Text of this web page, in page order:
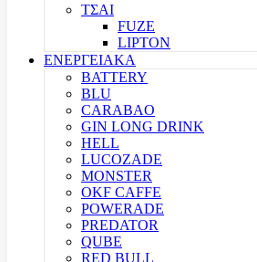
ΤΣΑΙ
FUZE
LIPTON
ΕΝΕΡΓΕΙΑΚΑ
BATTERY
BLU
CARABAO
GIN LONG DRINK
HELL
LUCOZADE
MONSTER
OKF CAFFE
POWERADE
PREDATOR
QUBE
RED BULL